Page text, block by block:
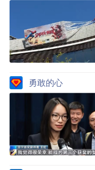
勇敢的心